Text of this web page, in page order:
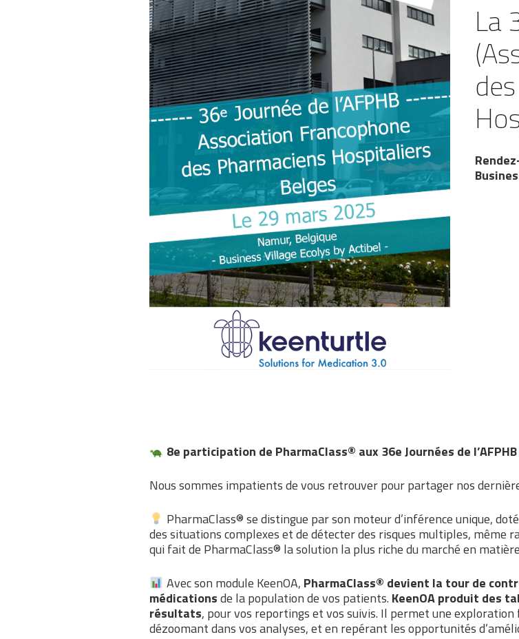
La
8e participation de PharmaClass® aux 36e Journées de l’AFPHB
Nous sommes impatients de vous retrouver pour partager nos
PharmaClass® se distingue par son moteur d’inférence unique,
des situations complexes et de détecter des risques multiples, même
qui fait de PharmaClass® la solution la plus riche du marché en
Avec son module KeenOA, PharmaClass® devient la tour de
médicationsde la population de vos patients. KeenOA produit des
résultats, pour vos reportings et vos suivis. Il permet une exploration
dézoomant dans vos analyses, et en repérant les opportunités